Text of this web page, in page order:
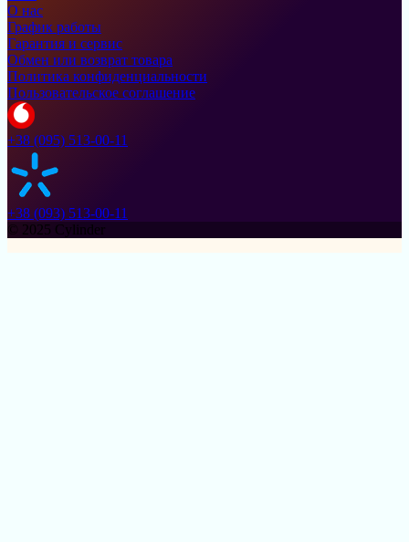
О нас
График работы
Гарантия и сервис
Обмен или возврат товара
Политика конфиденциальности
Пользовательское соглашение
+38 (095) 513-00-11
+38 (093) 513-00-11
© 2025 Cylinder